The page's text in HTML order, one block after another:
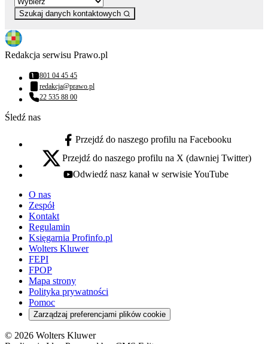
Szukaj danych kontaktowych
Redakcja serwisu Prawo.pl
Numer telefonu:
801 04 45 45
Adres email:
redakcja@prawo.pl
Numer telefonu:
22 535 88 00
Śledź nas
facebook - otwiera się w nowej karcie
Przejdź do naszego profilu na Facebooku
x - otwiera się w nowej karcie
Przejdź do naszego profilu na X (dawniej Twitter)
youtube - otwiera się w nowej karcie
Odwiedź nasz kanał w serwisie YouTube
O nas
Zespół
Kontakt
Regulamin
Księgarnia Profinfo.pl
Wolters Kluwer
FEPI
FPOP
Mapa strony
Polityka prywatności
Pomoc
Zarządzaj preferencjami plików cookie
© 2026 Wolters Kluwer